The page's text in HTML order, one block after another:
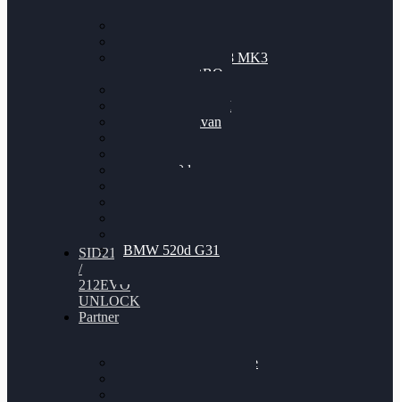
Nissan GT-R35 3.8 MK3
V6 TWINTURBO
VW Passat 2.0TDI
VW T6 Multivan
BMW 120d
BMW 520d G31
SID212
/
212EVO
UNLOCK
Partner
Bilgenroth Performance